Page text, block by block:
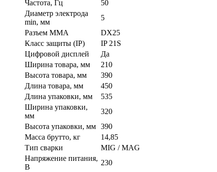
Частота, Гц
50
Диаметр электрода
min, мм
5
Разъем ММА
DX25
Класс защиты (IP)
IP 21S
Цифровой дисплей
Да
Ширина товара, мм
210
Высота товара, мм
390
Длина товара, мм
450
Длина упаковки, мм
535
Ширина упаковки,
мм
320
Высота упаковки, мм 390
Масса брутто, кг
14,85
Тип сварки
MIG / MAG
Напряжение питания,
В
230